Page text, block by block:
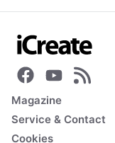
Magazine
Service & Contact
Cookies